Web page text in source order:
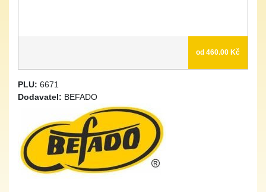
od 460.00 Kč
PLU: 6671
Dodavatel: BEFADO